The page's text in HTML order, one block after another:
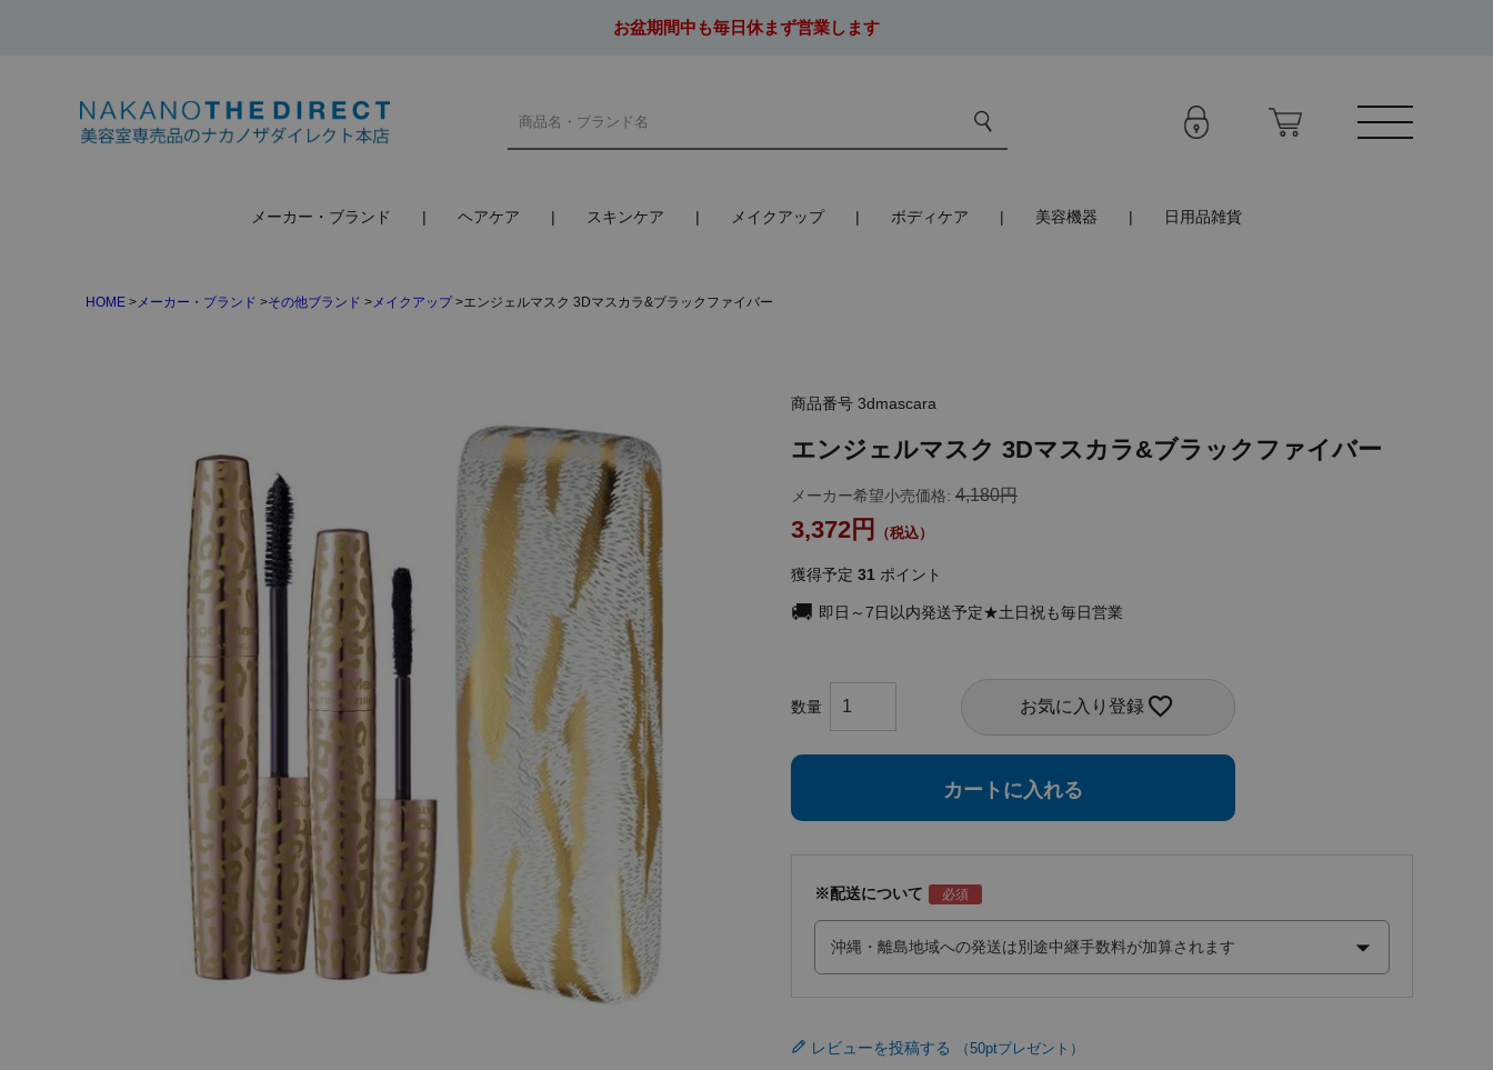
お盆期間中も毎日休まず営業します
メーカー・ブランド ヘアケア スキンケア メイクアップ ボディケア 美容機器 日用品雑貨
HOME メーカー・ブランド その他ブランド メイクアップ エンジェルマスク 3Dマスカラ&ブラックファイバー
商品番号 3dmascara
エンジェルマスク 3Dマスカラ&ブラックファイバー
メーカー希望小売価格: 4,180
3,372
獲得予定 31 ポイント
即日～7日以内発送予定★土日祝も毎日営業
お気に入り登録
カートに入れる
※配送について
レビューを投稿する